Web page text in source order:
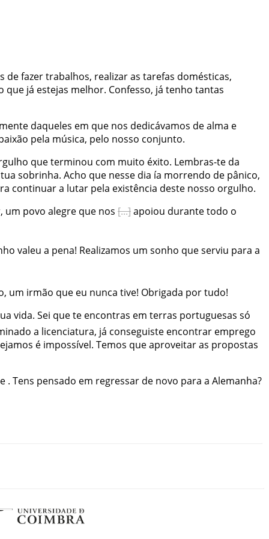
defazertrabalhos, realizaras tarefas domésticas,
que já estejas melhor. Confesso, já tenho tantas
daqueles em que nos dedicávamos dealma e
pela música, pelo nosso conjunto.
queterminou com muito éxito. Lembras-te da
tua sobrinha. Acho que nesse dia ía morrendo de pânico,
continuara lutar pela existência deste nosso orgulho.
, um povo alegre que nos apoiou durantetodo o
valeu a pena! Realizamos um sonho queserviu para a
, um irmão que eu nunca tive! Obrigada portudo!
vida. Sei quete encontras em terras portuguesas só
a licenciatura, já conseguiste encontrar emprego
é impossível. Temos queaproveitaras propostas
. Tens pensado em regressar de novo para a Alemanha?